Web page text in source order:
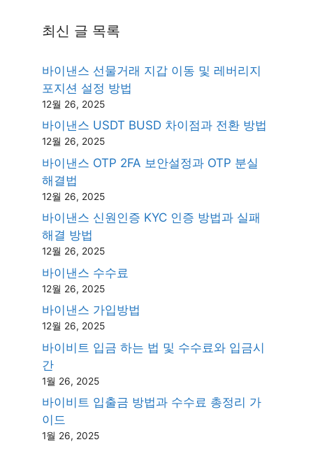
최신 글 목록
바이낸스 선물거래 지갑 이동 및 레버리지
포지션 설정 방법
12월 26, 2025
바이낸스 USDT BUSD 차이점과 전환 방법
12월 26, 2025
바이낸스 OTP 2FA 보안설정과 OTP 분실
해결법
12월 26, 2025
바이낸스 신원인증 KYC 인증 방법과 실패
해결 방법
12월 26, 2025
바이낸스 수수료
12월 26, 2025
바이낸스 가입방법
12월 26, 2025
바이비트 입금 하는 법 및 수수료와 입금시
간
1월 26, 2025
바이비트 입출금 방법과 수수료 총정리 가
이드
1월 26, 2025